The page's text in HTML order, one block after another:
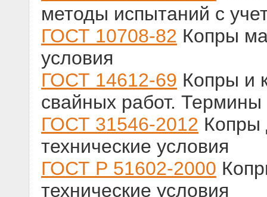
методы испытаний с
ГОСТ 10708-82 Копры
условия
ГОСТ 14612-69 Копры и
свайных работ.
ГОСТ 31546-2012 Копры
технические условия
ГОСТ Р 51602-2000
технические условия